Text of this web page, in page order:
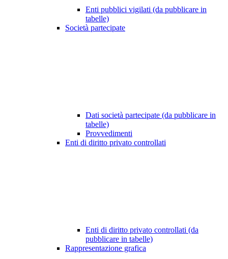
Enti pubblici vigilati (da pubblicare in
tabelle)
Società partecipate
Dati società partecipate (da pubblicare in
tabelle)
Provvedimenti
Enti di diritto privato controllati
Enti di diritto privato controllati (da
pubblicare in tabelle)
Rappresentazione grafica